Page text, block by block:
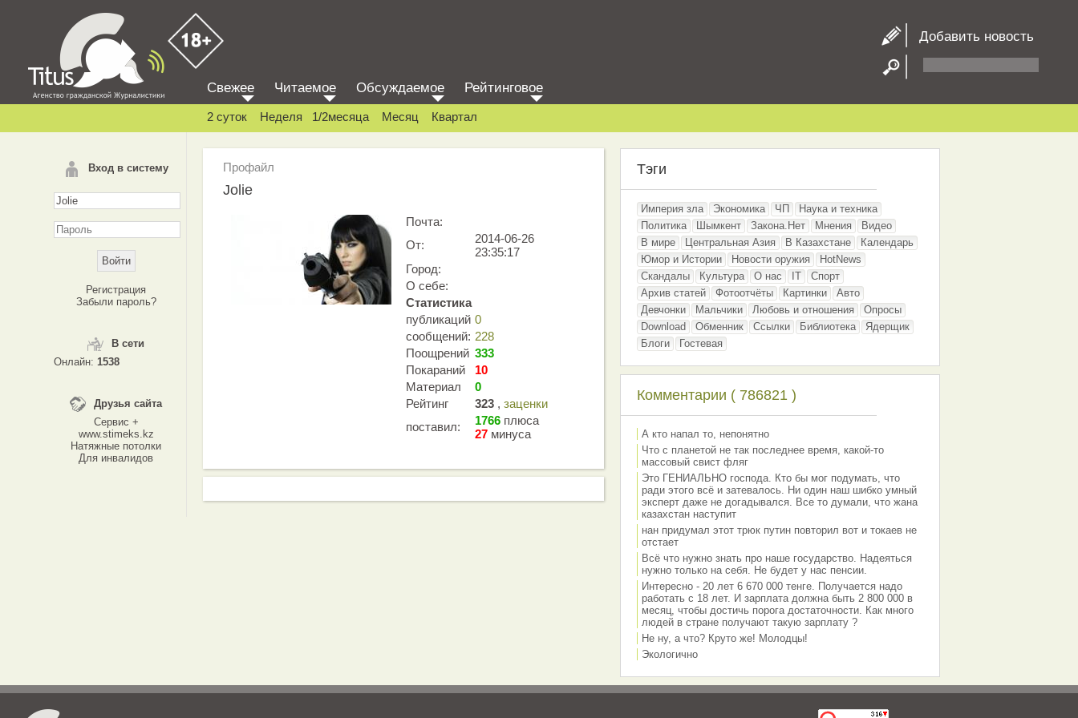
Добавить новость
Вход в систему
Регистрация
Забыли пароль?
В сети
Онлайн: 1538
Друзья сайта
Сервис +
www.stimeks.kz
Натяжные потолки
Для инвалидов
Свежее Читаемое Обсуждаемое Рейтинговое
2 суток Неделя 1/2месяца Месяц Квартал
Профайл
Jolie
Почта:
От:
2014-06-26
23:35:17
Город:
О себе:
Статистика
публикаций 0
сообщений: 228
Поощрений 333
Покараний
10
Материал
0
Рейтинг
323 , заценки
поставил:
1766 плюса
27 минуса
Тэги
Империя зла Экономика ЧП
Наука и техника
Политика
Шымкент Закона.Нет Мнения
Видео
В мире
Центральная Азия В Казахстане
Календарь
Юмор и Истории
Новости оружия
HotNews
Скандалы
Культура О нас IT
Спорт
Архив статей
Фотоотчёты Картинки
Авто
Девчонки
Мальчики Любовь и отношения
Опросы
Download
Обменник Ссылки Библиотека
Ядерщик
Блоги
Гостевая
Комментарии ( 786821 )
А кто напал то, непонятно
Что с планетой не так последнее время, какой-то
массовый свист фляг
Это ГЕНИАЛЬНО господа. Кто бы мог подумать, что
ради этого всё и затевалось. Ни один наш шибко умный
эксперт даже не догадывался. Все то думали, что жана
казахстан наступит
нан придумал этот трюк путин повторил вот и токаев не
отстает
Всё что нужно знать про наше государство. Надеяться
нужно только на себя. Не будет у нас пенсии.
Интересно - 20 лет 6 670 000 тенге. Получается надо
работать с 18 лет. И зарплата должна быть 2 800 000 в
месяц, чтобы достичь порога достаточности. Как много
людей в стране получают такую зарплату ?
Не ну, а что? Круто же! Молодцы!
Экологично